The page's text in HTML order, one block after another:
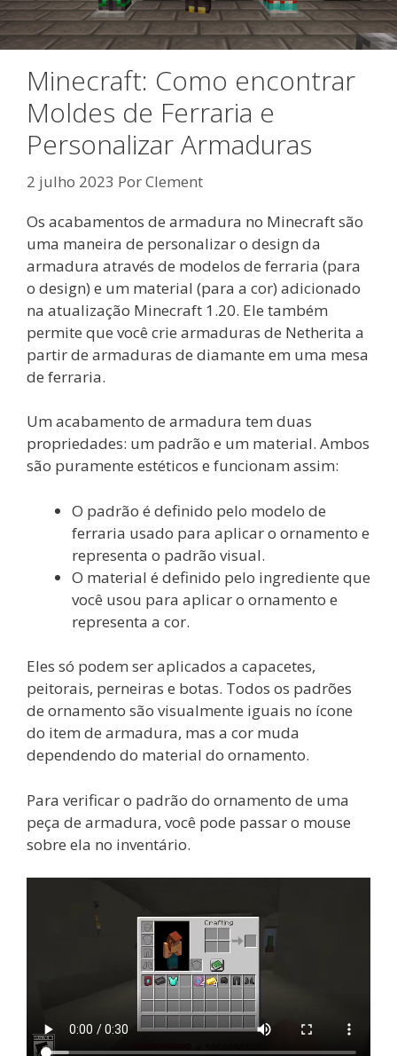
Minecraft: Como encontrar
Moldes de Ferraria e
Personalizar Armaduras
2 julho 2023 PorClement
Os acabamentos de armadura no Minecraft são
uma maneira de personalizar o design da
armadura através de modelos de ferraria (para
o design) e um material (para a cor) adicionado
na atualização Minecraft 1.20. Ele também
permite que você crie armaduras de Netherita a
partir de armaduras de diamante em uma mesa
de ferraria.
Um acabamento de armadura tem duas
propriedades: um padrão e um material. Ambos
são puramente estéticos e funcionam assim:
O padrão é definido pelo modelo de
ferraria usado para aplicar o ornamento e
representa o padrão visual.
O material é definido pelo ingrediente que
você usou para aplicar o ornamento e
representa a cor.
Eles só podem ser aplicados a capacetes,
peitorais, perneiras e botas. Todos os padrões
de ornamento são visualmente iguais no ícone
do item de armadura, mas a cor muda
dependendo do material do ornamento.
Para verificar o padrão do ornamento de uma
peça de armadura, você pode passar o mouse
sobre ela no inventário.